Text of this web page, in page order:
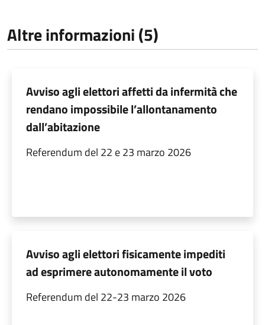
Altre informazioni (5)
Avviso agli elettori affetti da infermità che
rendano impossibile l’allontanamento
dall’abitazione
Referendum del 22 e 23 marzo 2026
Avviso agli elettori fisicamente impediti
ad esprimere autonomamente il voto
Referendum del 22-23 marzo 2026